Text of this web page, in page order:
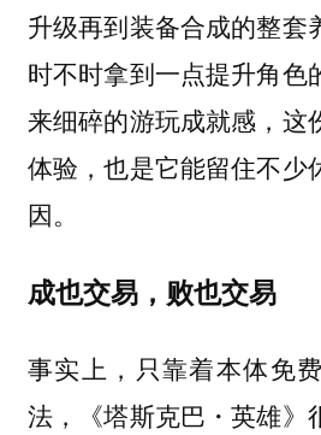
升级再到装备合成的整套
时不时拿到一点提升角色
来细碎的游玩成就感，这
体验，也是它能留住不少
因。
成也交易，败也交易
事实上，只靠着本体免
法，《塔斯克巴・英雄》